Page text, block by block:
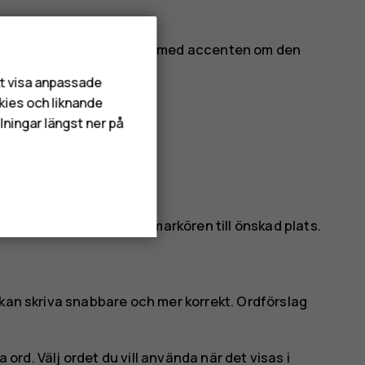
eller bokstaven med accenten om den
på ordet och dra markören till önskad plats.
skriva snabbare och mer korrekt. Ordförslag
Välj ordet du vill använda när det visas i
visa anpassade
och liknande
längst ner på